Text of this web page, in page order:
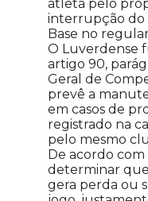
atleta pelo
interrupção do
Base no
O Luverdense
artigo 90,
Geral de
prevê a
em casos de
registrado na
pelo mesmo
De acordo com
determinar
gera perda ou